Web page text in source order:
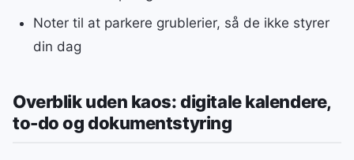
Noter til at parkere grublerier, så de ikke styrer
din dag
Overblik uden kaos: digitale kalendere,
to-do og dokumentstyring